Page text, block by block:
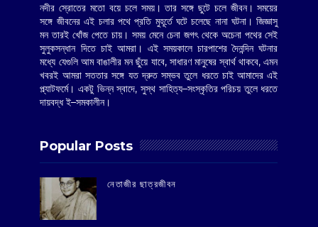
নদীর স্রোতের মতো বয়ে চলে সময়। তার সঙ্গে ছুটে চলে জীবন। সময়ের
সঙ্গে জীবনের এই চলার পথে প্রতি মুহূর্তে ঘটে চলেছে নানা ঘটনা। জিজ্ঞাসু
মন তারই খোঁজ পেতে চায়। সময় মেনে চেনা জগৎ থেকে অচেনা পথের সেই
সুলুকসন্ধান দিতে চাই আমরা। এই সময়কালে চারপাশের দৈনন্দিন ঘটনার
মধ্যে যেগুলি আম বাঙালীর মন ছুঁয়ে যাবে, সাধারণ মানুষের স্বার্থ থাকবে, এমন
খবরই আমরা সততার সঙ্গে যত দ্রুত সম্ভব তুলে ধরতে চাই আমাদের এই
প্ল্যাটফর্মে। একটু ভিন্ন স্বাদে, সুস্থ সাহিত্য–সংস্কৃতির পরিচয় তুলে ধরতে
দায়বদ্ধ ই–সমকালীন।
Popular Posts
‌নেতাজীর ছাত্রজীবন